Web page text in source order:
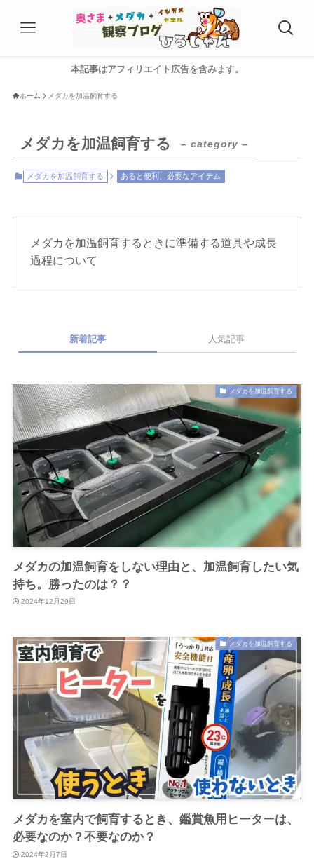
本記事はアフィリエイト広告を含みます。
ホーム メダカを加温飼育する
メダカを加温飼育する – category –
メダカを加温飼育する あると便利、必要なアイテム
メダカを加温飼育するときに準備する道具や成長
過程について
新着記事 人気記事
メダカを加温飼育する
メダカの加温飼育をしない理由と、加温飼育したい気
持ち。勝ったのは？？
2024年12月29日
メダカを加温飼育する
メダカを室内で飼育するとき、鑑賞魚用ヒーターは、
必要なのか？不要なのか？
2024年2月7日